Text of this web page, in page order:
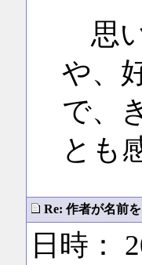
思
や、
で、
とも
Re: 作者が名前
日時：